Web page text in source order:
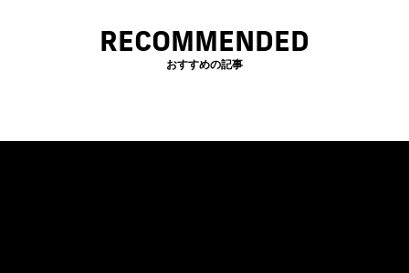
RECOMMENDED
おすすめの記事